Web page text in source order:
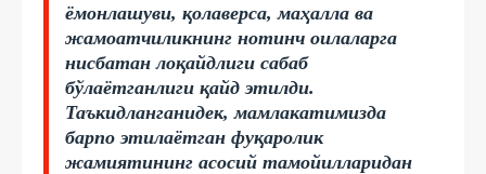
ёмонлашуви, қолаверса, маҳалла ва
жамоатчиликнинг нотинч оилаларга
нисбатан лоқайдлиги сабаб
бўлаётганлиги қайд этилди.
Таъкидланганидек, мамлакатимизда
барпо этилаётган фуқаролик
жамиятининг асосий тамойилларидан